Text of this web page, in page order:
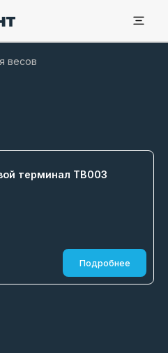
весов
терминал ТВ003
Подробнее